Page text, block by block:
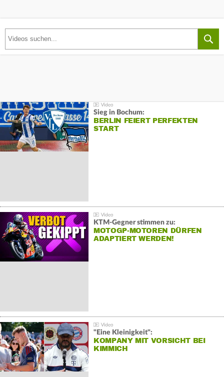
Sieg in Bochum:
BERLIN FEIERT PERFEKTEN
START
KTM-Gegner stimmen zu:
MOTOGP-MOTOREN DÜRFEN
ADAPTIERT WERDEN!
"Eine Kleinigkeit":
KOMPANY MIT VORSICHT BEI
KIMMICH